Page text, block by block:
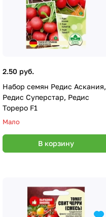
2.50 руб.
Набор семян Редис Аскания,
Редис Суперстар, Редис
Тореро F1
Мало
В корзину